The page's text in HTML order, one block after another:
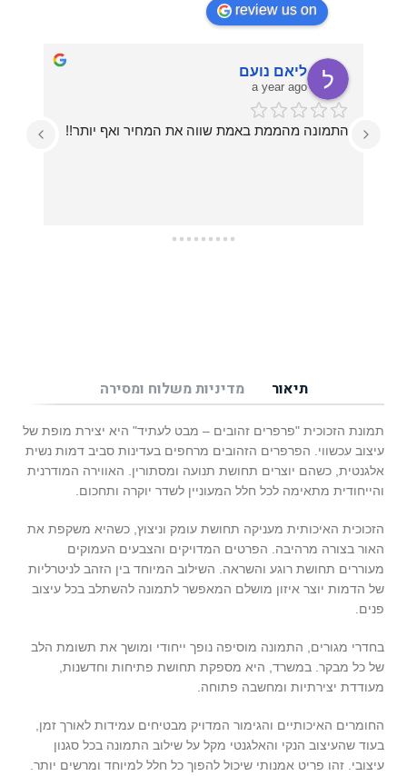
review us on
ליאם נועם
a year ago
התמונה מהממת באמת שווה את המחיר ואף יותר!!
תיאור מדיניות משלוח ומסירה
תמונת הזכוכית "פרפרים זהובים – מבט לעתיד" היא יצירת מופת של
עיצוב עכשווי. הפרפרים הזהובים מרחפים בעדינות סביב דמות נשית
אלגנטית, כשהם יוצרים תחושת תנועה ומסתורין. האווירה המודרנית
והייחודית מתאימה לכל חלל המעוניין לשדר יוקרה ותחכום.
הזכוכית האיכותית מעניקה תחושת עומק וניצוץ, כשהיא משקפת את
האור בצורה מרהיבה. הפרטים המדויקים והצבעים העמוקים
מעוררים תחושת רוגע והשראה. השילוב המיוחד בין הזהב לניטרליות
של הדמות יוצר איזון מושלם המאפשר לתמונה להשתלב בכל עיצוב
פנים.
בחדרי מגורים, התמונה מוסיפה נופך ייחודי ומושך את תשומת הלב
של כל מבקר. במשרד, היא מספקת תחושת פתיחות וחדשנות,
מעודדת יצירתיות ומחשבה פתוחה.
החומרים האיכותיים והגימור המדויק מבטיחים עמידות לאורך זמן,
בעוד שהעיצוב הנקי והאלגנטי מקל על שילוב התמונה בכל סגנון
עיצובי. זהו פריט אמנותי שיכול להפוך כל חלל למיוחד ומרשים יותר.